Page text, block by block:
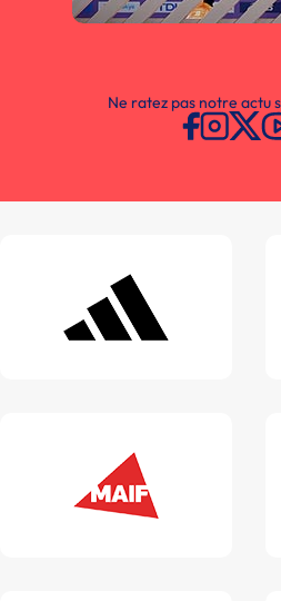
Ne ratez pas notre actu